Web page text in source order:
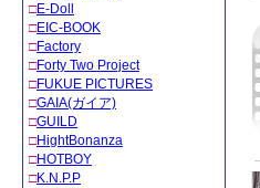
□E-Doll
□EIC-BOOK
□Factory
□Forty Two Project
□FUKUE PICTURES
□GAIA(ガイア)
□GUILD
□HightBonanza
□HOTBOY
□K.N.P.P